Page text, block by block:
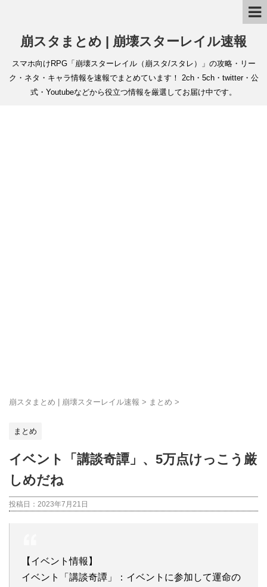
崩スタまとめ | 崩壊スターレイル速報
スマホ向けRPG「崩壊スターレイル（崩スタ/スタレ）」の攻略・リー
ク・ネタ・キャラ情報を速報でまとめています！ 2ch・5ch・twitter・公
式・Youtubeなどから役立つ情報を厳選してお届け中です。
崩スタまとめ | 崩壊スターレイル速報 > まとめ >
まとめ
イベント「講談奇譚」、5万点けっこう厳
しめだね
投稿日： 2023年7月21日
【イベント情報】
イベント「講談奇譚」：イベントに参加して運命の